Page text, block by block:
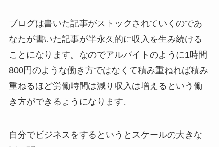
ブログは書いた記事がストックされていくのであ
なたが書いた記事が半永久的に収入を生み続ける
ことになります。なのでアルバイトのように1時間
800円のような働き方ではなくて積み重ねれば積み
重ねるほど労働時間は減り収入は増えるという働
き方ができるようになります。
自分でビジネスをするというとスケールの大きな